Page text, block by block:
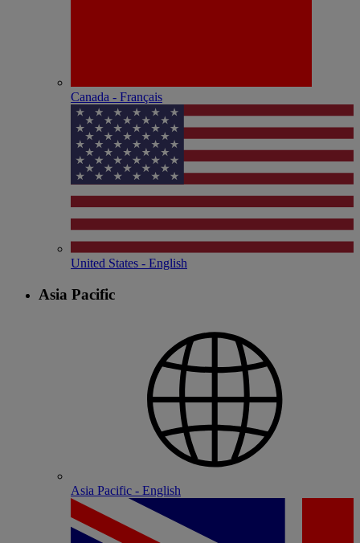
Canada - Français
United States - English
Asia Pacific
Asia Pacific - English